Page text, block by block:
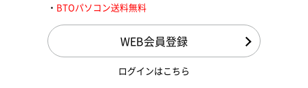
BTOパソコン送料無料
WEB会員登録
ログインはこちら